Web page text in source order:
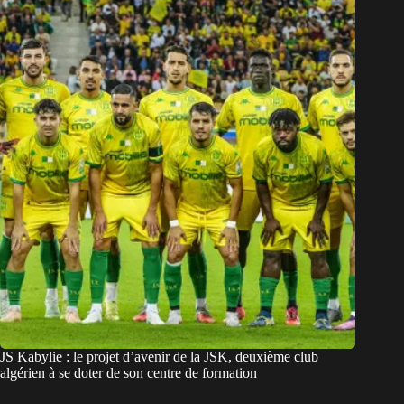
JS Kabylie : le projet d’avenir de la JSK, deuxième club
algérien à se doter de son centre de formation